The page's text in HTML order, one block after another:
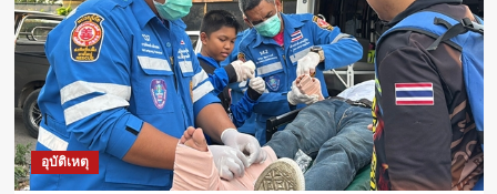
อุบัติเหตุ